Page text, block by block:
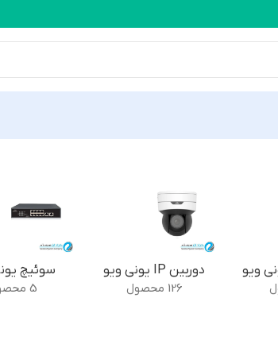
دوربین IP یونی ویو
126 محصول
سوئیچ
5 محصول